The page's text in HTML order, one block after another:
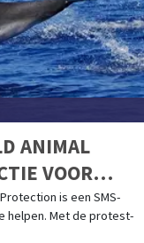
ANIMAL
VOOR
is een SMS-
helpen. Met de protest-